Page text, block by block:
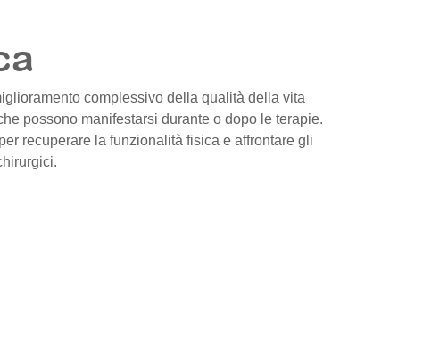
complessivo della qualità della vita
possono manifestarsi durante o dopo le terapie.
recuperare la funzionalità fisica e affrontare gli